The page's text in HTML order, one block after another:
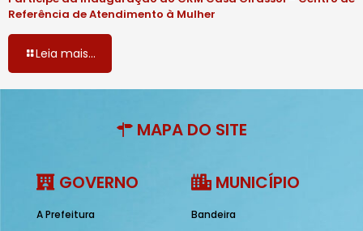
Referência de Atendimento à Mulher
Leia mais...
MAPA DO SITE
GOVERNO
A Prefeitura
MUNICÍPIO
Bandeira